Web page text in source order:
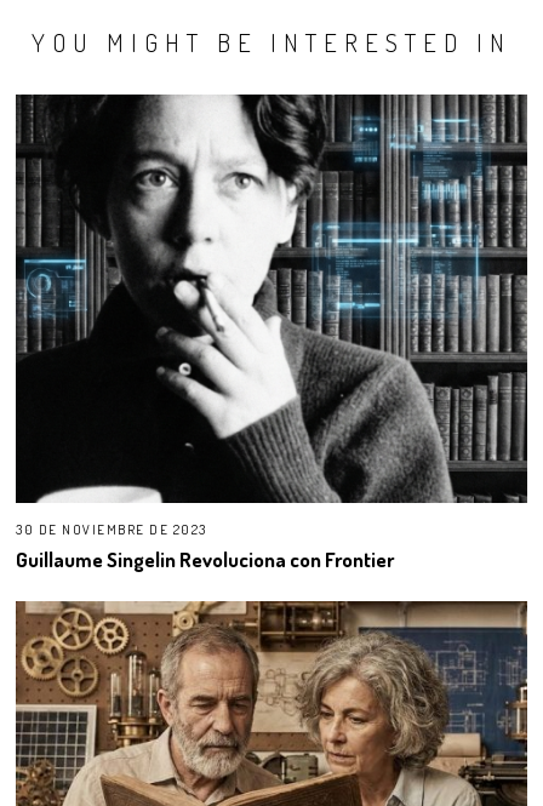
YOU MIGHT BE INTERESTED IN
30 DE NOVIEMBRE DE 2023
Guillaume Singelin Revoluciona con Frontier